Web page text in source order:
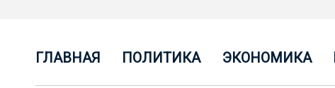
ГЛАВНАЯ ПОЛИТИКА ЭКОНОМИКА